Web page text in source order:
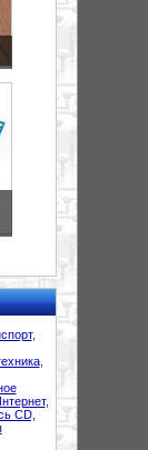
,
,
,
CD,